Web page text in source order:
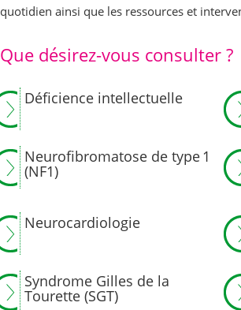
quotidien ainsi que les ressources et
Que désirez-vous consulter ?
Déficience intellectuelle
Neurofibromatose de type 1
(NF1)
Neurocardiologie
Syndrome Gilles de la
Tourette (SGT)